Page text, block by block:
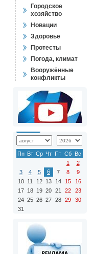
Городское
хозяйство
Новации
Здоровье
Протесты
Погода, климат
Вооружённые
конфликты
Пн Вт Ср Чт Пт Сб Вс
1
2
3
4 5 6 7 8
9
10 11 12 13 14 15
16
17 18 19 20 21 22
23
24 25 26 27 28 29
30
31